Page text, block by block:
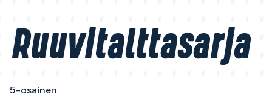
Ruuvitalttasarja
5-osainen